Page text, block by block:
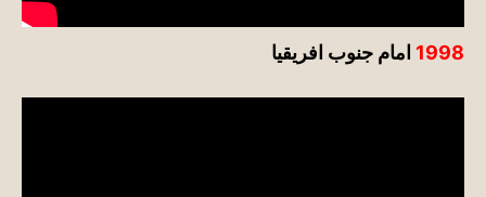
1998 امام جنوب افريقيا